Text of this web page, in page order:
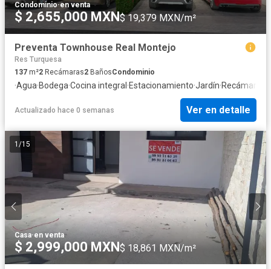
Condominio·en venta
$ 2,655,000 MXN$ 19,379 MXN/m²
Preventa Townhouse Real Montejo
Res Turquesa
137 m²2 Recámaras2 BañosCondominio
·Agua·Bodega·Cocina integral ·Estacionamiento·Jardín·Recámara
Actualizado hace 0 semanas Ver en detalle
1 /15
Casa·en venta
$ 2,999,000 MXN$ 18,861 MXN/m²